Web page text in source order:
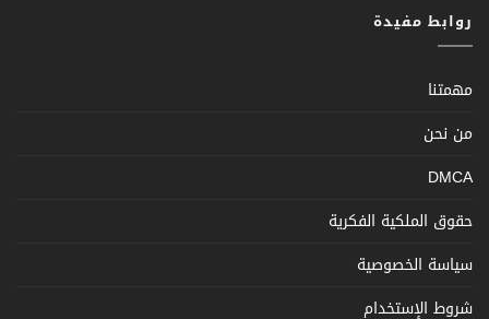
روابط مفيدة
مهمتنا
من نحن
DMCA
حقوق الملكية الفكرية
سياسة الخصوصية
شروط الإستخدام